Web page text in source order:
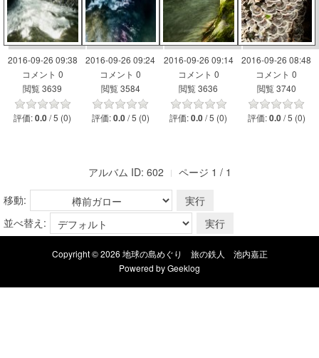
2016-09-26 09:38
コメント 0
閲覧 3639
評価:0.0 / 5 (0)
2016-09-26 09:24
コメント 0
閲覧 3584
評価:0.0 / 5 (0)
2016-09-26 09:14
コメント 0
閲覧 3636
評価:0.0 / 5 (0)
2016-09-26 08:48
コメント 0
閲覧 3740
評価:0.0 / 5 (0)
アルバム ID: 602
ページ 1 / 1
移動:
並べ替え:
Copyright © 2026 地球の島めぐり 旅の鉄人 池内嘉正
Powered byGeeklog